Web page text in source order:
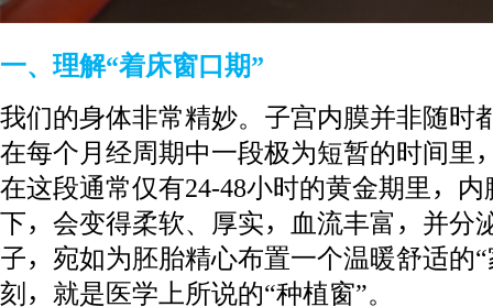
一、理解“着床窗口期”
我们的身体非常精妙。子宫内膜并非随时
在每个月经周期中一段极为短暂的时间里
在这段通常仅有24-48小时的黄金期里，
下，会变得柔软、厚实，血流丰富，并分
子，宛如为胚胎精心布置一个温暖舒适的
刻，就是医学上所说的“种植窗”。